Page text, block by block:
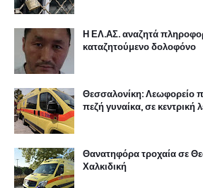
Η ΕΛ.ΑΣ. αναζητά
καταζητούμενο δολοφόνο
Θεσσαλονίκη: Λεωφορείο
πεζή γυναίκα, σε
Θανατηφόρα τροχαία σε
Χαλκιδική